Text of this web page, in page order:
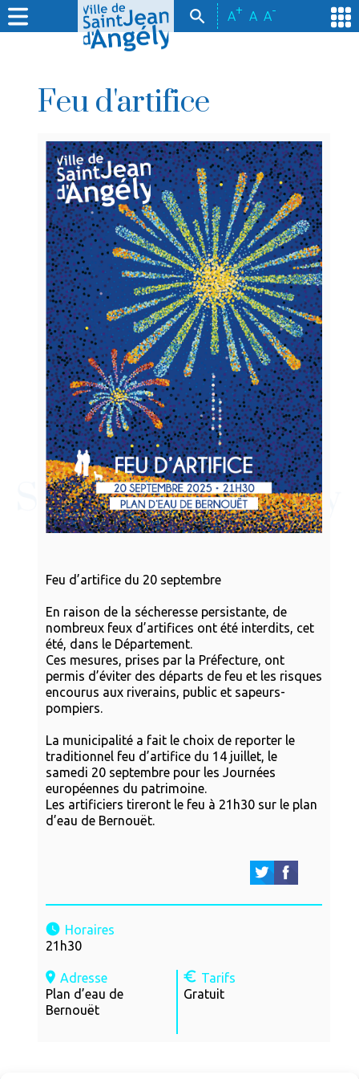
A+ A A-
Feu d'artifice
Feu d’artifice du 20 septembre
En raison de la sécheresse persistante, de
nombreux feux d’artifices ont été interdits, cet
été, dans le Département.
Ces mesures, prises par la Préfecture, ont
permis d’éviter des départs de feu et les risques
encourus aux riverains, public et sapeurs-
pompiers.
La municipalité a fait le choix de reporter le
traditionnel feu d’artifice du 14 juillet, le
samedi 20 septembre pour les Journées
européennes du patrimoine.
Les artificiers tireront le feu à 21h30 sur le plan
d’eau de Bernouët.
Horaires
21h30
Adresse
Plan d’eau de
Bernouët
Tarifs
Gratuit